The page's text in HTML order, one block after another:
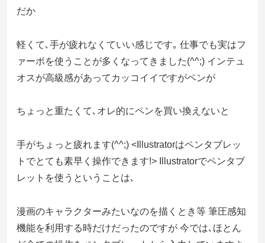
だか
軽くて､手が疲れなくていい感じです｡ 仕事でも実はフ
ァーボを使うことが多くなってきました(^^;) インテュ
オスが高級感があってカッコイイですがペンが
ちょっと重たくて､オレ的にペンを買い換えないと
手がちょっと疲れます(^^;) <Illustratorはペンタブレッ
トでとても素早く操作できます!> Illustratorでペンタブ
レットを使うということは､
漫画のキャラクターみたいなのを描くとき等 筆圧感知
機能を利用する時だけだったのですが 今では､ほとん